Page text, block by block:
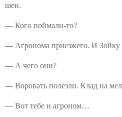
шеи.
— Кого поймали-то?
— Агронома приезжего. И Зойку
— А чего они?
— Воровать полезли. Клад на
— Вот тебе и агроном…